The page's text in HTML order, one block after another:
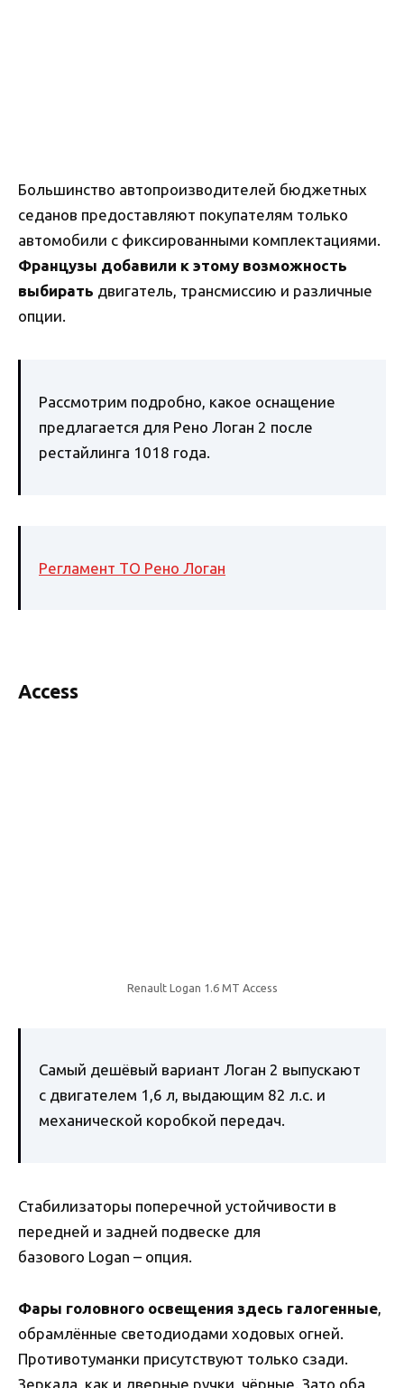
Большинство автопроизводителей бюджетных
седанов предоставляют покупателям только
автомобили с фиксированными комплектациями.
Французы добавили к этому возможность
выбирать двигатель, трансмиссию и различные
опции.
Рассмотрим подробно, какое оснащение
предлагается для Рено Логан 2 после
рестайлинга 1018 года.
Регламент ТО Рено Логан
Access
Renault Logan 1.6 MT Access
Самый дешёвый вариант Логан 2 выпускают
с двигателем 1,6 л, выдающим 82 л.с. и
механической коробкой передач.
Стабилизаторы поперечной устойчивости в
передней и задней подвеске для
базового Logan – опция.
Фары головного освещения здесь галогенные,
обрамлённые светодиодами ходовых огней.
Противотуманки присутствуют только сзади.
Зеркала, как и дверные ручки, чёрные. Зато оба